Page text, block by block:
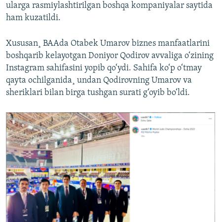
ularga rasmiylashtirilgan boshqa kompaniyalar saytida
ham kuzatildi.
Xususan¸ BAAda Otabek Umarov biznes manfaatlarini
boshqarib kelayotgan Doniyor Qodirov avvaliga o‘zining
Instagram sahifasini yopib qo‘ydi. Sahifa ko‘p o‘tmay
qayta ochilganida¸ undan Qodirovning Umarov va
sheriklari bilan birga tushgan surati g‘oyib bo‘ldi.